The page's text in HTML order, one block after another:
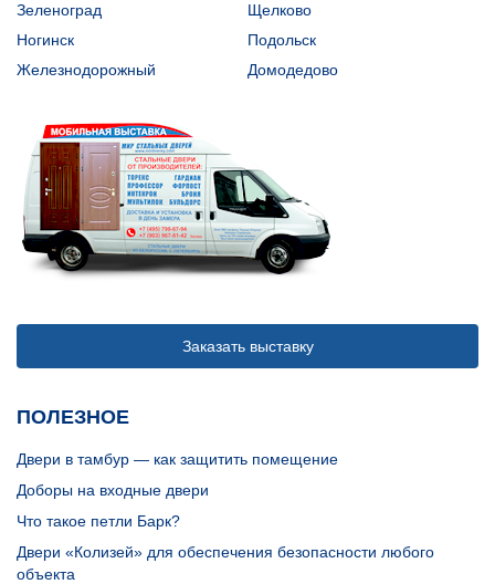
Зеленоград
Щелково
Ногинск
Подольск
Железнодорожный
Домодедово
Заказать выставку
ПОЛЕЗНОЕ
Двери в тамбур — как защитить помещение
Доборы на входные двери
Что такое петли Барк?
Двери «Колизей» для обеспечения безопасности любого
объекта